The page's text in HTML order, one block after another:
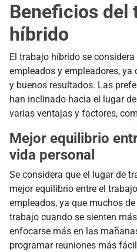
Beneficios del
híbrido
El trabajo híbrido se
empleados y empleadores,
y buenos resultados. Las
han inclinado hacia el lugar
varias ventajas y factores,
Mejor equilibrio
vida personal
Se considera que el lugar de
mejor equilibrio entre el
empleados, ya que muchos
trabajo cuando se sienten
enfocarse más en las
programar reuniones más